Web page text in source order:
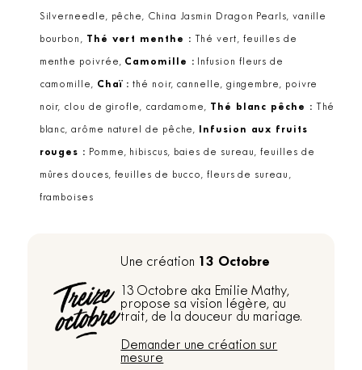
Silverneedle, pêche, China Jasmin Dragon Pearls, vanille
bourbon, Thé vert menthe : Thé vert, feuilles de
menthe poivrée, Camomille : Infusion fleurs de
camomille, Chaï : thé noir, cannelle, gingembre, poivre
noir, clou de girofle, cardamome, Thé blanc pêche : Thé
blanc, arôme naturel de pêche, Infusion aux fruits
rouges : Pomme, hibiscus, baies de sureau, feuilles de
mûres douces, feuilles de bucco, fleurs de sureau,
framboises
Une création 13 Octobre
13 Octobre aka Emilie Mathy,
propose sa vision légère, au
trait, de la douceur du mariage.
Demander une création sur
mesure